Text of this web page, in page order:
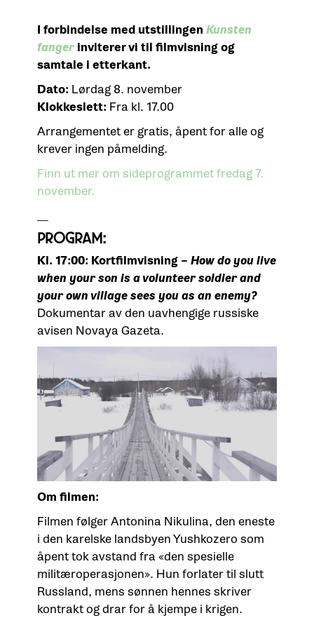
I forbindelse med utstillingen Kunsten
fangerinviterer vi til filmvisning og
samtale i etterkant.
Dato:Lørdag 8. november
Klokkeslett: Fra kl. 17.00
Arrangementet er gratis, åpent for alle og
krever ingen påmelding.
Finn ut mer om sideprogrammet fredag 7.
november.
PROGRAM:
Kl. 17:00: Kortfilmvisning – How do you live
when your son is a volunteer soldier and
your own village sees you as an enemy?
Dokumentar av den uavhengige russiske
avisen Novaya Gazeta.
Om filmen:
Filmen følger Antonina Nikulina, den eneste
i den karelske landsbyen Yushkozero som
åpent tok avstand fra «den spesielle
militæroperasjonen». Hun forlater til slutt
Russland, mens sønnen hennes skriver
kontrakt og drar for å kjempe i krigen.